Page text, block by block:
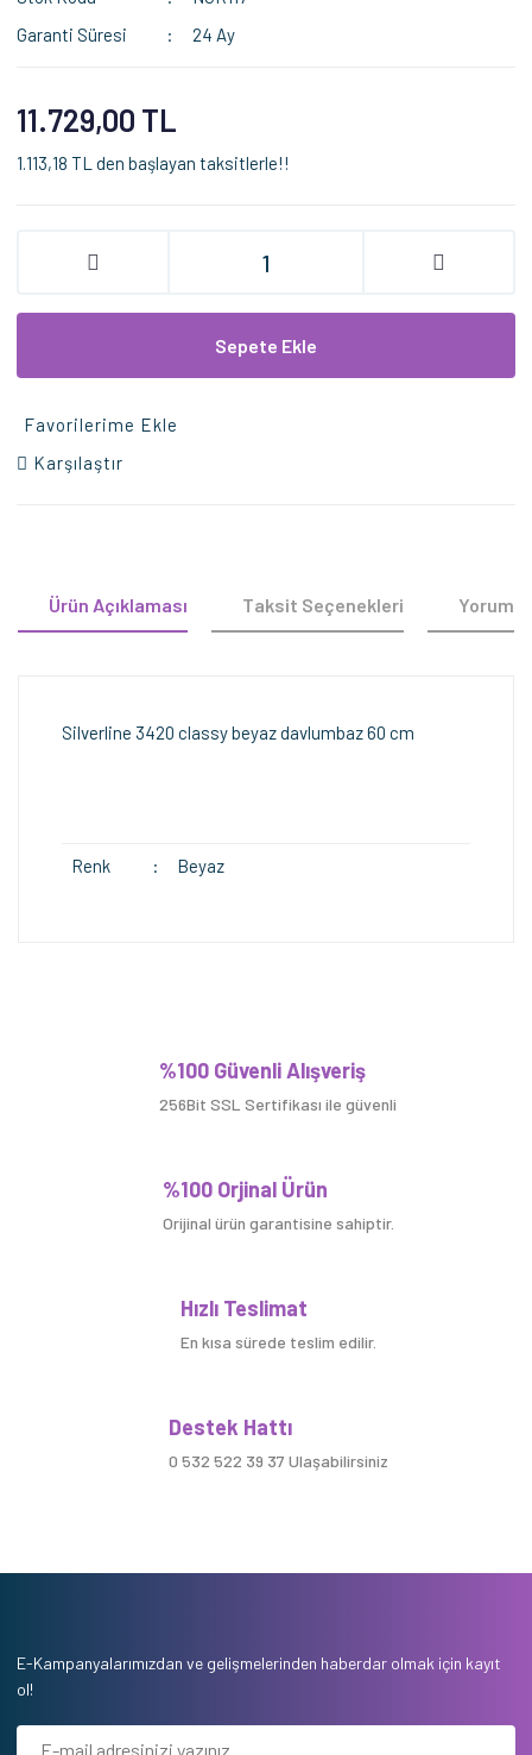
Garanti Süresi
24 Ay
11.729,00 TL
1.113,18 TL den başlayan taksitlerle!!
Sepete Ekle
Favorilerime Ekle
Karşılaştır
Ürün Açıklaması Taksit Seçenekleri
Silverline 3420 classy beyaz davlumbaz 60 cm
Renk : Beyaz
Yorum Yaz
%100 Güvenli Alışveriş
256Bit SSL Sertifikası ile güvenli
%100 Orjinal Ürün
Orijinal ürün garantisine sahiptir.
Hızlı Teslimat
En kısa sürede teslim edilir.
Destek Hattı
0 532 522 39 37 Ulaşabilirsiniz
E-Kampanyalarımızdan ve gelişmelerinden haberdar olmak için kayıt
ol!